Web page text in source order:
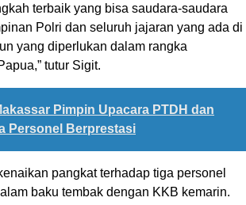
terbaik yang bisa saudara-saudara
Polri dan seluruh jajaran yang ada di
yang diperlukan dalam rangka
tutur Sigit.
Pimpin Upacara PTDH dan
Personel Berprestasi
pangkat terhadap tiga personel
baku tembak dengan KKB kemarin.